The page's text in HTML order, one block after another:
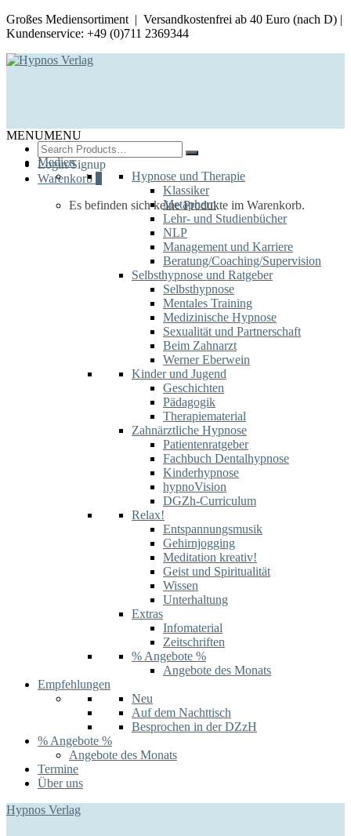
Großes Mediensortiment | Versandkostenfrei ab 40 Euro (nach D) |
Kundenservice: +49 (0)711 2369344
Search
for:
Login/Signup
Warenkorb
Es befinden sich keine Produkte im Warenkorb.
MENUMENU
Medien
Hypnose und Therapie
Klassiker
Metaphern
Lehr- und Studienbücher
NLP
Management und Karriere
Beratung/Coaching/Supervision
Selbsthypnose und Ratgeber
Selbsthypnose
Mentales Training
Medizinische Hypnose
Sexualität und Partnerschaft
Beim Zahnarzt
Werner Eberwein
Kinder und Jugend
Geschichten
Pädagogik
Therapiematerial
Zahnärztliche Hypnose
Patientenratgeber
Fachbuch Dentalhypnose
Kinderhypnose
hypnoVision
DGZh-Curriculum
Relax!
Entspannungsmusik
Gehirnjogging
Meditation kreativ!
Geist und Spiritualität
Wissen
Unterhaltung
Extras
Infomaterial
Zeitschriften
% Angebote %
Angebote des Monats
Empfehlungen
Neu
Auf dem Nachttisch
Besprochen in der DZzH
% Angebote %
Angebote des Monats
Termine
Über uns
Hypnos Verlag